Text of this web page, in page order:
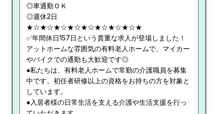
◎車通勤ＯＫ
◎週休2日
★☆★☆★☆★☆★☆★☆★☆★☆★
✅年間休日157日という貴重な求人が登場しました！
アットホームな雰囲気の有料老人ホームで、マイカー
やバイクでの通勤も大歓迎です◎
●私たちは、有料老人ホームで常勤の介護職員を募集
中です。初任者研修以上の資格をお持ちの方を対象と
しています。
●入居者様の日常生活を支える介護や生活支援を行っ